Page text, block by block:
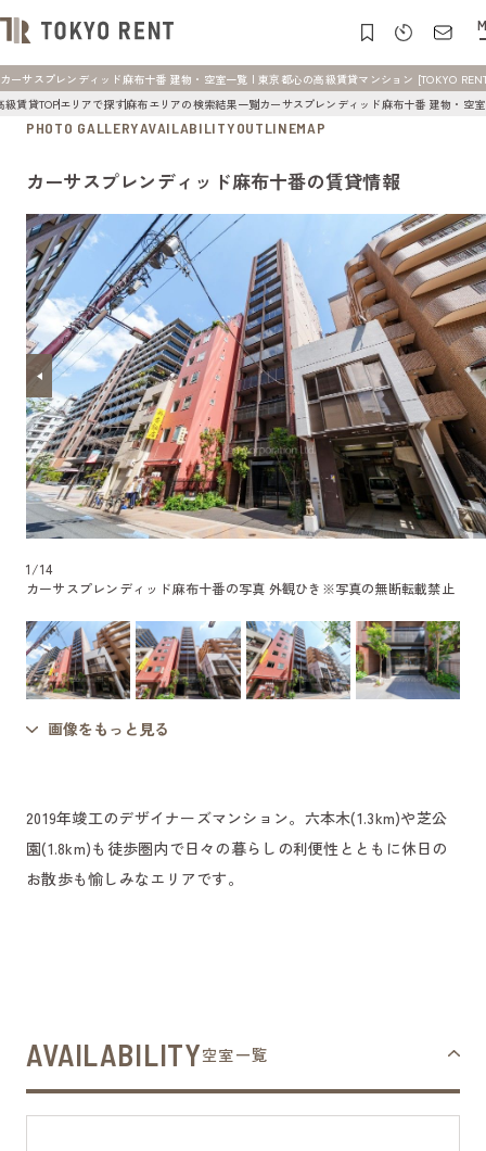
カーサスプレンディッド麻布十番 建物・空室一覧 | 東京都心の高級賃貸マンション [TOKYO
級賃貸TOPエリアで探す麻布エリアの検索結果一覧カーサスプレンディッド麻布十番 建物・空
PHOTO GALLERYAVAILABILITYOUTLINEMAP
カーサスプレンディッド麻布十番の賃貸情報
1/14
カーサスプレンディッド麻布十番の写真 外観ひき ※写真の無断転載禁止
画像をもっと見る
2019年竣工のデザイナーズマンション。六本木(1.3km)や芝公
園(1.8km)も徒歩圏内で日々の暮らしの利便性とともに休日の
お散歩も愉しみなエリアです。
AVAILABILITY空室一覧